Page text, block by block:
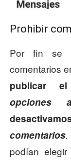
Prohibir
Por fin se
comentarios
publicar
opciones
comentarios.
podían